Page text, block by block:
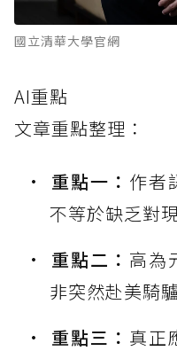
國立清華大學官網
AI重點
文章重點整理：
重點一： 作者
不等於缺乏對
重點二： 高為
非突然赴美騎
重點三： 真正